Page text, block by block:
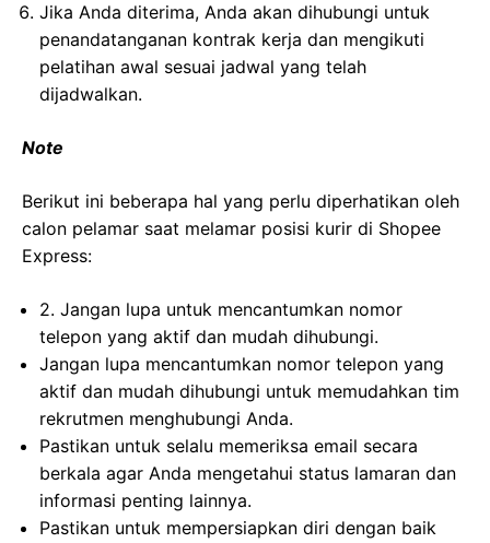
Jika Anda diterima, Anda akan dihubungi untuk
penandatanganan kontrak kerja dan mengikuti
pelatihan awal sesuai jadwal yang telah
dijadwalkan.
Note
Berikut ini beberapa hal yang perlu diperhatikan oleh
calon pelamar saat melamar posisi kurir di Shopee
Express:
2. Jangan lupa untuk mencantumkan nomor
telepon yang aktif dan mudah dihubungi.
Jangan lupa mencantumkan nomor telepon yang
aktif dan mudah dihubungi untuk memudahkan tim
rekrutmen menghubungi Anda.
Pastikan untuk selalu memeriksa email secara
berkala agar Anda mengetahui status lamaran dan
informasi penting lainnya.
Pastikan untuk mempersiapkan diri dengan baik